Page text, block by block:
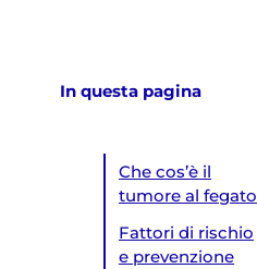
In questa pagina
Che cos’è il
tumore al fegato
Fattori di rischio
e prevenzione